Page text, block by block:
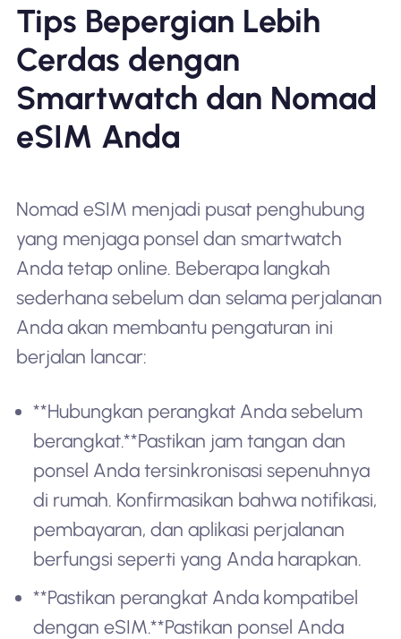
Tips Bepergian Lebih
Cerdas dengan
Smartwatch dan Nomad
eSIM Anda
Nomad eSIM menjadi pusat penghubung
yang menjaga ponsel dan smartwatch
Anda tetap online. Beberapa langkah
sederhana sebelum dan selama perjalanan
Anda akan membantu pengaturan ini
berjalan lancar:
**Hubungkan perangkat Anda sebelum
berangkat.**Pastikan jam tangan dan
ponsel Anda tersinkronisasi sepenuhnya
di rumah. Konfirmasikan bahwa notifikasi,
pembayaran, dan aplikasi perjalanan
berfungsi seperti yang Anda harapkan.
**Pastikan perangkat Anda kompatibel
dengan eSIM.**Pastikan ponsel Anda